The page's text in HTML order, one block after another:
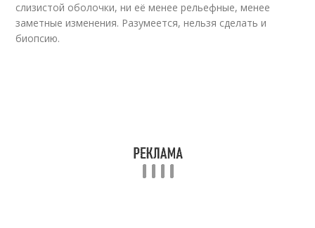
слизистой оболочки, ни её менее рельефные, менее
заметные изменения. Разумеется, нельзя сделать и
биопсию.